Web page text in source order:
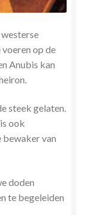
westerse
op de
Anubis kan
steek gelaten.
ook
van
doden
te begeleiden